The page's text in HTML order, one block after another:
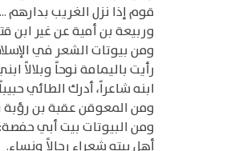
قوم إذا نزل الغريب
وربيعة بن أمية عن غير ابن
ومن بيوتات الشعر في
رأيت باليمامة نوحاً وبلالاً
ابنه شاعراً، أدرك الطائي
ومن المعوقن عقبة بن رؤبة
ومن البيوتات بيت أبي
أهل بيته شعراء رجالاً ونساء.